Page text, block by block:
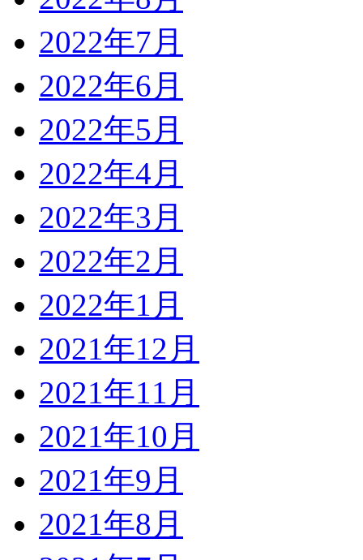
2022年7月
2022年6月
2022年5月
2022年4月
2022年3月
2022年2月
2022年1月
2021年12月
2021年11月
2021年10月
2021年9月
2021年8月